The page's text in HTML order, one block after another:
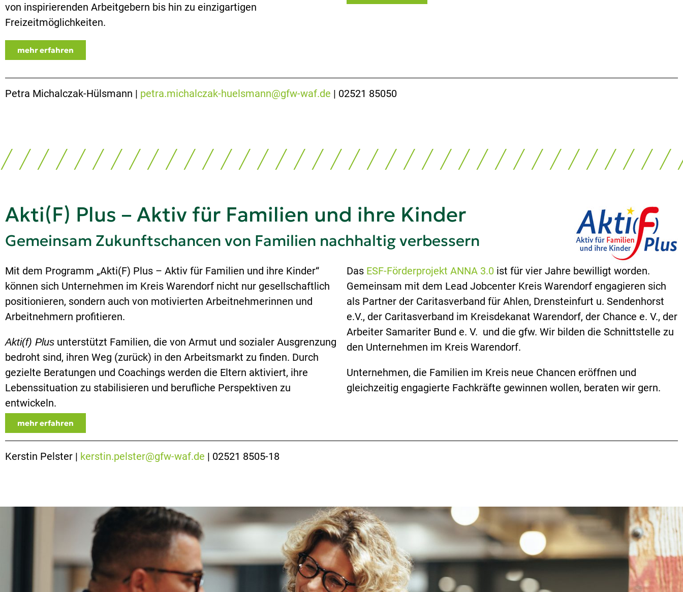
von inspirierenden Arbeitgebern bis hin zu einzigartigen
Freizeitmöglichkeiten.
mehr erfahren
Petra Michalczak-Hülsmann | petra.michalczak-huelsmann@gfw-waf.de | 02521 85050
Akti(F) Plus – Aktiv für Familien und ihre Kinder
Gemeinsam Zukunftschancen von Familien nachhaltig verbessern
Mit dem Programm „Akti(F) Plus – Aktiv für Familien und ihre Kinder“
können sich Unternehmen im Kreis Warendorf nicht nur gesellschaftlich
positionieren, sondern auch von motivierten Arbeitnehmerinnen und
Arbeitnehmern profitieren.
Akti(f) Plus unterstützt Familien, die von Armut und sozialer Ausgrenzung
bedroht sind, ihren Weg (zurück) in den Arbeitsmarkt zu finden. Durch
gezielte Beratungen und Coachings werden die Eltern aktiviert, ihre
Lebenssituation zu stabilisieren und berufliche Perspektiven zu
entwickeln.
Das ESF-Förderprojekt ANNA 3.0 ist für vier Jahre bewilligt worden.
Gemeinsam mit dem Lead Jobcenter Kreis Warendorf engagieren sich
als Partner der Caritasverband für Ahlen, Drensteinfurt u. Sendenhorst
e.V., der Caritasverband im Kreisdekanat Warendorf, der Chance e. V., der
Arbeiter Samariter Bund e. V. und die gfw. Wir bilden die Schnittstelle zu
den Unternehmen im Kreis Warendorf.
Unternehmen, die Familien im Kreis neue Chancen eröffnen und
gleichzeitig engagierte Fachkräfte gewinnen wollen, beraten wir gern.
mehr erfahren
Kerstin Pelster | kerstin.pelster@gfw-waf.de | 02521 8505-18